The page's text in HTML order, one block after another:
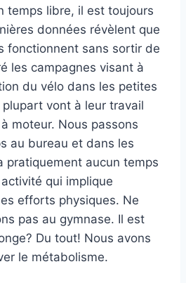
temps libre, il est toujours
données révèlent que
fonctionnent sans sortir de
les campagnes visant à
du vélo dans les petites
vont à leur travail
moteur. Nous passons
au bureau et dans les
pratiquement aucun temps
qui implique
efforts physiques. Ne
pas au gymnase. Il est
Du tout! Nous avons
le métabolisme.